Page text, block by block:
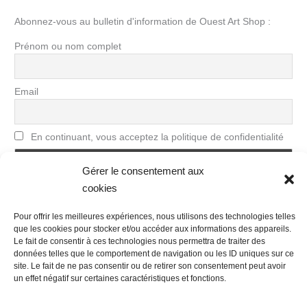
Gérer le consentement aux
cookies
Pour offrir les meilleures expériences, nous utilisons des technologies telles
que les cookies pour stocker et/ou accéder aux informations des appareils.
Le fait de consentir à ces technologies nous permettra de traiter des
données telles que le comportement de navigation ou les ID uniques sur ce
site. Le fait de ne pas consentir ou de retirer son consentement peut avoir
un effet négatif sur certaines caractéristiques et fonctions.
Abonnez-vous au bulletin d'information de Ouest Art Shop :
Prénom ou nom complet
Email
En continuant, vous acceptez la politique de confidentialité
Nous contacter
Conditions Générales de Ventes
Politique de confidentialité
Mentions légales